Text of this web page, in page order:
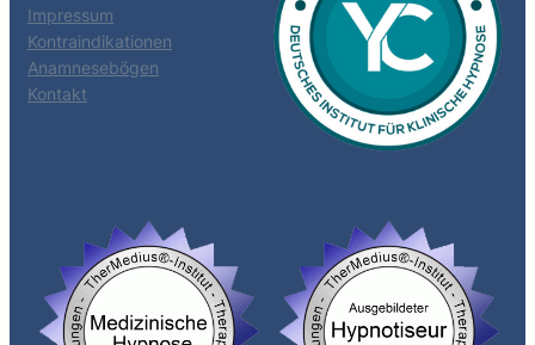
Impressum
Kontraindikationen
Anamnesebögen
Kontakt